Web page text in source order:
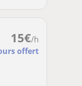
15€/h
offert